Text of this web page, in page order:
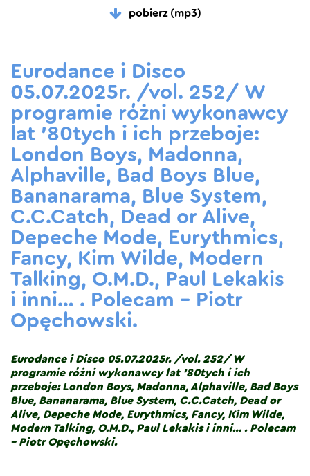
pobierz (mp3)
Eurodance i Disco
05.07.2025r. /vol. 252/ W
programie różni wykonawcy
lat ’80tych i ich przeboje:
London Boys, Madonna,
Alphaville, Bad Boys Blue,
Bananarama, Blue System,
C.C.Catch, Dead or Alive,
Depeche Mode, Eurythmics,
Fancy, Kim Wilde, Modern
Talking, O.M.D., Paul Lekakis
i inni… . Polecam – Piotr
Opęchowski.
Eurodance i Disco 05.07.2025r. /vol. 252/ W
programie różni wykonawcy lat ’80tych i ich
przeboje: London Boys, Madonna, Alphaville, Bad Boys
Blue, Bananarama, Blue System, C.C.Catch, Dead or
Alive, Depeche Mode, Eurythmics, Fancy, Kim Wilde,
Modern Talking, O.M.D., Paul Lekakis i inni… . Polecam
– Piotr Opęchowski.